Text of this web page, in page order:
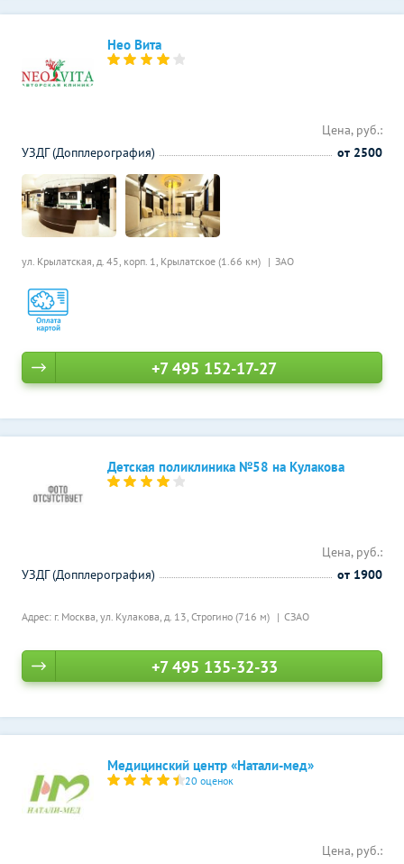
Нео Вита
ул. Крылатская, д. 45, корп. 1, Крылатское (1.66 км) ЗАО
Цена, руб.:
УЗДГ (Допплерография)
от 2500
+7 495 152-17-27
Детская поликлиника №58 на Кулакова
Адрес: г. Москва, ул. Кулакова, д. 13, Строгино (716 м) СЗАО
Цена, руб.:
УЗДГ (Допплерография)
от 1900
+7 495 135-32-33
Медицинский центр «Натали-мед»
20 оценок
Цена, руб.: